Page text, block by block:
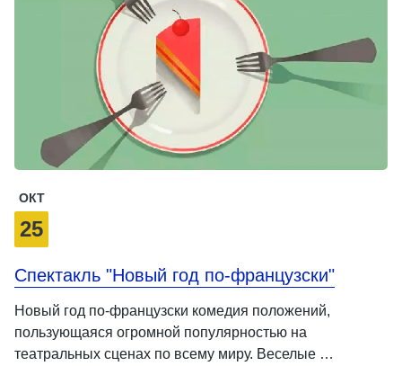
ОКТ
25
Спектакль "Новый год по-французски"
Новый год по-французски комедия положений,
пользующаяся огромной популярностью на
театральных сценах по всему миру. Веселые …